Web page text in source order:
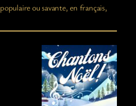
ou savante, en français,